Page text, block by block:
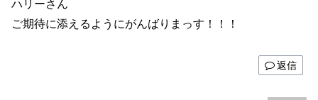
ハリーさん
ご期待に添えるようにがんばりまっす！！！
返信